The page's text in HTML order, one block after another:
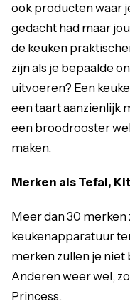
ook producten waar
gedacht had maar
de keuken
zijn als je bepaalde
uitvoeren? Een
een taart aanzienlijk
een broodrooster
maken.
Merken als Tefal,
Meer dan 30 merken
keukenapparatuur
merken zullen je niet
Anderen weer wel,
Princess.